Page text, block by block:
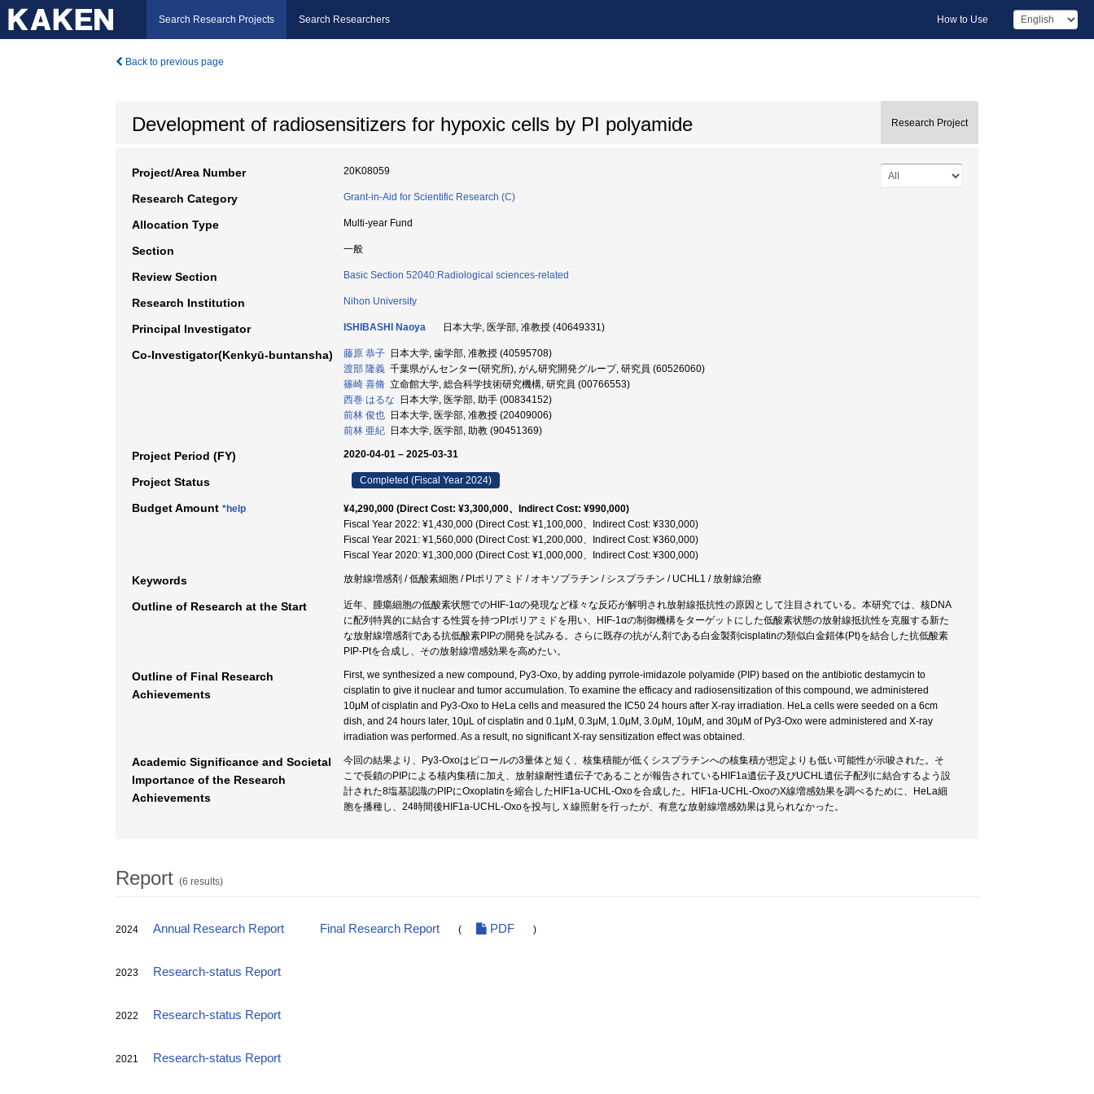
Search Research Projects Search Researchers How to Use
Back to previous page
Development of radiosensitizers for hypoxic cells by PI polyamide Research Project
Project/Area Number 20K08059
Research Category Grant-in-Aid for Scientific Research (C)
Allocation Type Multi-year Fund
Section 一般
Review Section Basic Section 52040:Radiological sciences-related
Research Institution Nihon University
Principal Investigator ISHIBASHI Naoya 日本大学, 医学部, 准教授 (40649331)
Co-Investigator(Kenkyū-buntansha) 藤原 恭子 日本大学, 歯学部, 准教授 (40595708)
渡部 隆義 千葉県がんセンター(研究所), がん研究開発グループ, 研究員 (60526060)
篠崎 喜脩 立命館大学, 総合科学技術研究機構, 研究員 (00766553)
西巻 はるな 日本大学, 医学部, 助手 (00834152)
前林 俊也 日本大学, 医学部, 准教授 (20409006)
前林 亜紀 日本大学, 医学部, 助教 (90451369)
Project Period (FY) 2020-04-01 – 2025-03-31
Project Status Completed (Fiscal Year 2024)
Budget Amount *help
¥4,290,000 (Direct Cost: ¥3,300,000、Indirect Cost: ¥990,000)
Fiscal Year 2022: ¥1,430,000 (Direct Cost: ¥1,100,000、Indirect Cost: ¥330,000)
Fiscal Year 2021: ¥1,560,000 (Direct Cost: ¥1,200,000、Indirect Cost: ¥360,000)
Fiscal Year 2020: ¥1,300,000 (Direct Cost: ¥1,000,000、Indirect Cost: ¥300,000)
Keywords 放射線増感剤 / 低酸素細胞 / PIポリアミド / オキソプラチン / シスプラチン / UCHL1 / 放射線治療
Outline of Research at the Start
近年、腫瘍細胞の低酸素状態でのHIF-1αの発現など様々な反応が解明され放射線抵抗性の原因として注目されている。本研究では、核DNA
に配列特異的に結合する性質を持つPIポリアミドを用い、HIF-1αの制御機構をターゲットにした低酸素状態の放射線抵抗性を克服する新た
な放射線増感剤である抗低酸素PIPの開発を試みる。さらに既存の抗がん剤である白金製剤cisplatinの類似白金錯体(Pt)を結合した抗低酸素
PIP-Ptを合成し、その放射線増感効果を高めたい。
Outline of Final Research
Achievements
First, we synthesized a new compound, Py3-Oxo, by adding pyrrole-imidazole polyamide (PIP) based on the antibiotic destamycin to
cisplatin to give it nuclear and tumor accumulation. To examine the efficacy and radiosensitization of this compound, we administered
10μM of cisplatin and Py3-Oxo to HeLa cells and measured the IC50 24 hours after X-ray irradiation. HeLa cells were seeded on a 6cm
dish, and 24 hours later, 10μL of cisplatin and 0.1μM, 0.3μM, 1.0μM, 3.0μM, 10μM, and 30μM of Py3-Oxo were administered and X-ray
irradiation was performed. As a result, no significant X-ray sensitization effect was obtained.
Academic Significance and Societal
Importance of the Research
Achievements
今回の結果より、Py3-Oxoはピロールの3量体と短く、核集積能が低くシスプラチンへの核集積が想定よりも低い可能性が示唆された。そ
こで長鎖のPIPによる核内集積に加え、放射線耐性遺伝子であることが報告されているHIF1a遺伝子及びUCHL遺伝子配列に結合するよう設
計された8塩基認識のPIPにOxoplatinを縮合したHIF1a-UCHL-Oxoを合成した。HIF1a-UCHL-OxoのX線増感効果を調べるために、HeLa細
胞を播種し、24時間後HIF1a-UCHL-Oxoを投与しＸ線照射を行ったが、有意な放射線増感効果は見られなかった。
Report (6 results)
2024 Annual Research Report Final Research Report ( PDF )
2023 Research-status Report
2022 Research-status Report
2021 Research-status Report